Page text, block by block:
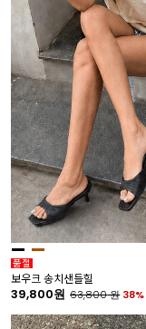
보우크 송치샌들힐
39,800원 63,800원 38%